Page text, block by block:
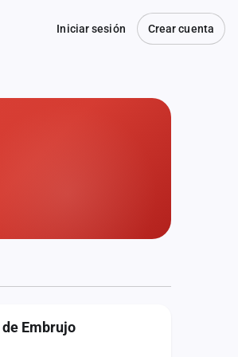
Iniciar sesión Crear cuenta
de Embrujo